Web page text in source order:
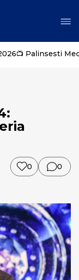
📺 Palinsesti
0 0